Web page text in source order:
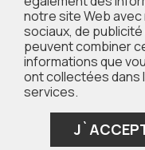
NOUS CONTACTER
NOS MAGASINS
QUI SOMMES-NOUS ?
notre site Web
sociaux, de
peuvent combiner
informations que
ont collectées dans
services.